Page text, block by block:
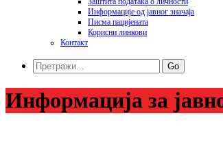
Информације од јавног значаја
Писма пацијената
Корисни линкови
Контакт
Go
Информација за